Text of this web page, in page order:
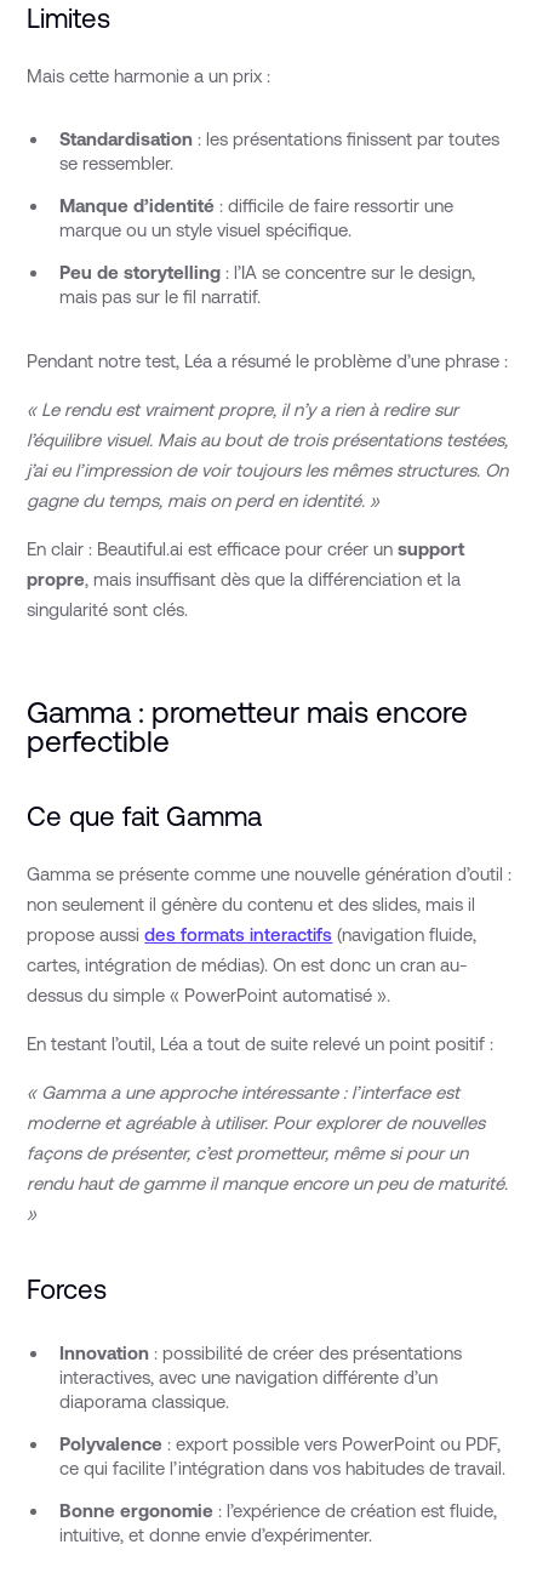
Limites
Mais cette harmonie a un prix :
Standardisation: les présentations finissent par toutes
se ressembler.
Manque d’identité: difficile de faire ressortir une
marque ou un style visuel spécifique.
Peu de storytelling: l’IA se concentre sur le design,
mais pas sur le fil narratif.
Pendant notre test, Léa a résumé le problème d’une phrase :
« Le rendu est vraiment propre, il n’y a rien à redire sur
l’équilibre visuel. Mais au bout de trois présentations testées,
j’ai eu l’impression de voir toujours les mêmes structures. On
gagne du temps, mais on perd en identité. »
En clair : Beautiful.ai est efficace pour créer unsupport
propre, mais insuffisant dès que la différenciation et la
singularité sont clés.
Gamma : prometteur mais encore
perfectible
Ce que fait Gamma
Gamma se présente comme une nouvelle génération d’outil :
non seulement il génère du contenu et des slides, mais il
propose aussides formats interactifs (navigation fluide,
cartes, intégration de médias). On est donc un cran au-
dessus du simple « PowerPoint automatisé ».
En testant l’outil, Léa a tout de suite relevé un point positif :
« Gamma a une approche intéressante : l’interface est
moderne et agréable à utiliser. Pour explorer de nouvelles
façons de présenter, c’est prometteur, même si pour un
rendu haut de gamme il manque encore un peu de maturité.
»
Forces
Innovation: possibilité de créer des présentations
interactives, avec une navigation différente d’un
diaporama classique.
Polyvalence: export possible vers PowerPoint ou PDF,
ce qui facilite l’intégration dans vos habitudes de travail.
Bonne ergonomie: l’expérience de création est fluide,
intuitive, et donne envie d’expérimenter.